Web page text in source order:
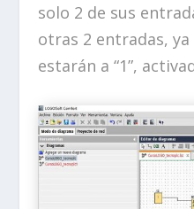
solo 2 de sus
otras 2 entradas,
estarán a “1”,